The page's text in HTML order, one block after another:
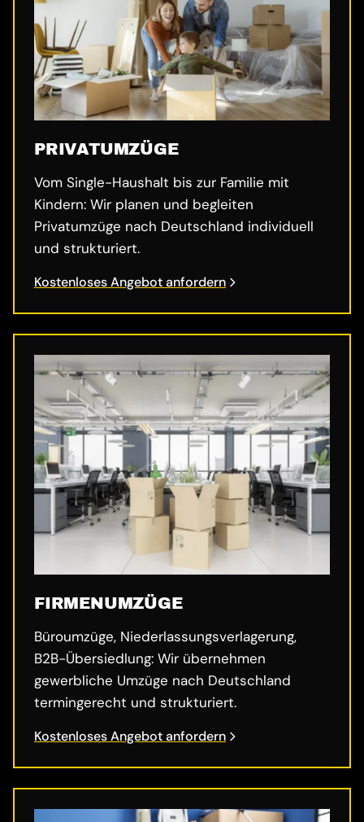
PRIVATUMZÜGE
Vom Single-Haushalt bis zur Familie mit
Kindern: Wir planen und begleiten
Privatumzüge nach Deutschland individuell
und strukturiert.
Kostenloses Angebot anfordern
FIRMENUMZÜGE
Büroumzüge, Niederlassungsverlagerung,
B2B-Übersiedlung: Wir übernehmen
gewerbliche Umzüge nach Deutschland
termingerecht und strukturiert.
Kostenloses Angebot anfordern